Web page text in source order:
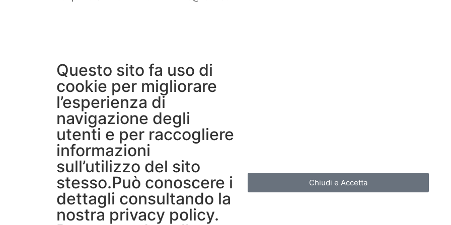
Questo sito fa uso di
cookie per migliorare
l’esperienza di
navigazione degli
utenti e per raccogliere
informazioni
sull’utilizzo del sito
stesso.Può conoscere i
dettagli consultando la
nostra privacy policy.
Chiudi e Accetta